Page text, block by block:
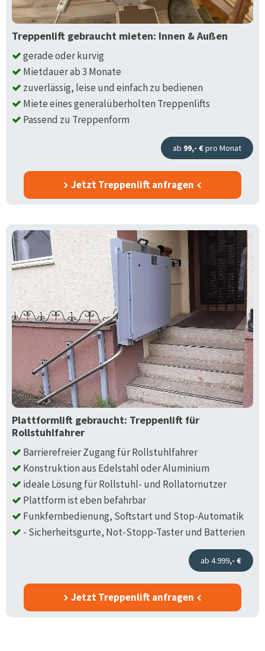
Treppenlift gebraucht mieten: Innen & Außen
gerade oder kurvig
Mietdauer ab 3 Monate
zuverlässig, leise und einfach zu bedienen
Miete eines generalüberholten Treppenlifts
Passend zu Treppenform
ab 99,- €pro Monat
Jetzt Treppenlift anfragen
Plattformlift gebraucht: Treppenlift für
Rollstuhlfahrer
Barrierefreier Zugang für Rollstuhlfahrer
Konstruktion aus Edelstahl oder Aluminium
ideale Lösung für Rollstuhl- und Rollatornutzer
Plattform ist eben befahrbar
Funkfernbedienung, Softstart und Stop-Automatik
- Sicherheitsgurte, Not-Stopp-Taster und Batterien
ab 4.999,- €
Jetzt Treppenlift anfragen